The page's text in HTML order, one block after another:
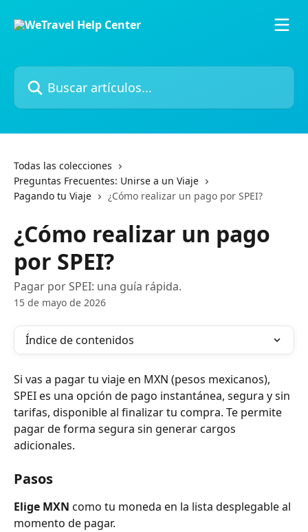
Buscar artículos...
Todas las colecciones
Preguntas Frecuentes: Unirse a un Viaje
Pagando tu Viaje
¿Cómo realizar un pago por SPEI?
¿Cómo realizar un pago
por SPEI?
Pagar por SPEI: una guía rápida.
15 de mayo de 2026
Índice de contenidos
Si vas a pagar tu viaje en MXN (pesos mexicanos),
SPEI es una opción de pago instantánea, segura y sin
tarifas, disponible al finalizar tu compra. Te permite
pagar de forma segura sin generar cargos
adicionales.
Pasos
Elige MXN como tu moneda en la lista desplegable al
momento de pagar.